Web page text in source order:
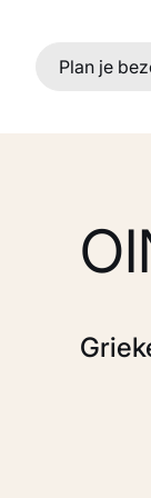
Ga naar
Plan je